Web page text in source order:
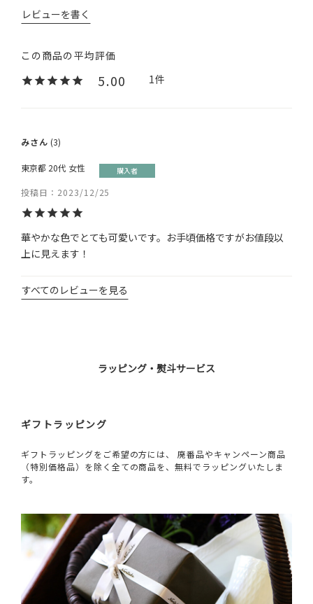
5.00 1
み 3
購入者
東京都 20代 女性
投稿日 2023/12/25
華やかな色でとても可愛いです。お手頃価格ですがお値段以
上に見えます！
すべてのレビューを見る
レビューを書く
ラッピング・熨斗サービス
ギフトラッピング
ギフトラッピングをご希望の方には、 廃番品やキャンペーン商品
（特別価格品）を除く全ての商品を、無料でラッピングいたしま
す。